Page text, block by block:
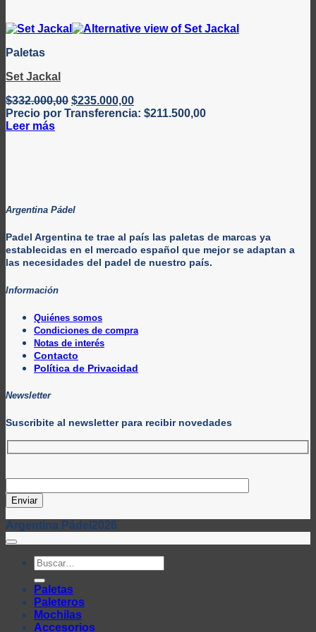
Paletas
Set Jackal
$332.000,00 El
precio
$235.000,00El
precio
Precio por Transferencia: $211.500,00
Leer más
Argentina Pádel
Padel Argentina te trae al país las paletas de marcas ya
establecidas en el mercado español que mejor se adaptan a
las necesidades del padel de nuestro país.
Información
Quiénes somos
Condiciones de compra
Notas de interés
Contacto
Política de Privacidad
Newsletter
Suscribite al newsletter para recibir novedades
Argentina Pádel2026
Buscar
por:
Paletas
Paleteros
Mochilas
Accesorios